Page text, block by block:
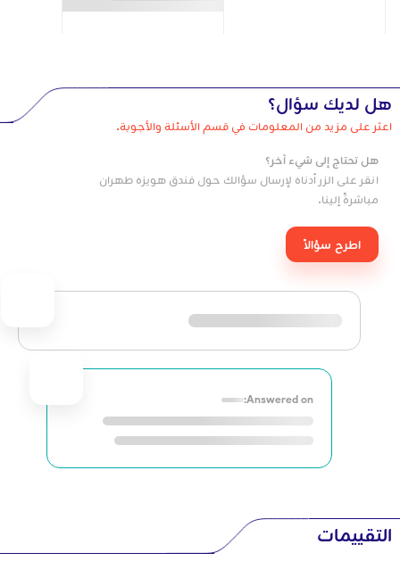
هل لديك سؤال؟
اعثر على مزيد من المعلومات في قسم الأسئلة والأجوبة.
هل تحتاج إلى شيء آخر؟
انقر على الزر أدناه لإرسال سؤالك حول فندق هويزه طهران
مباشرةً إلينا.
اطرح سؤالاً
Answered on:
التقييمات